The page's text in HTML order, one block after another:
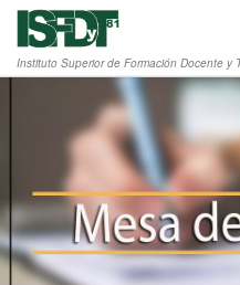
Saltar al contenido
Instituto Superior de Formación Docente y